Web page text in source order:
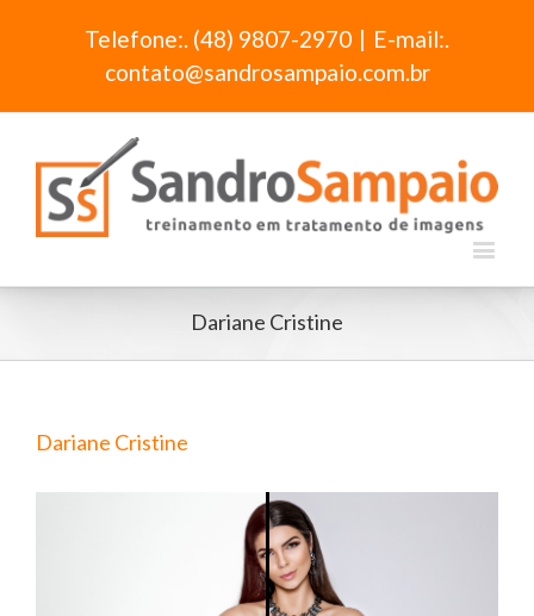
Telefone:. (48) 9807-2970 | E-mail:.
contato@sandrosampaio.com.br
Dariane Cristine
Dariane Cristine